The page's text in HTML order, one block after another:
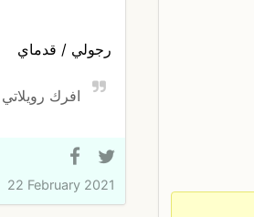
رجولي / قدماي
افرك رويلاتي
22 February 2021